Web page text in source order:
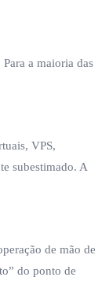
a maioria das
VPS,
subestimado. A
de mão de
do ponto de